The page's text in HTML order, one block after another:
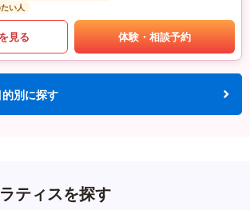
い人
見る 体験・相談予約
別に探す
ティスを探す